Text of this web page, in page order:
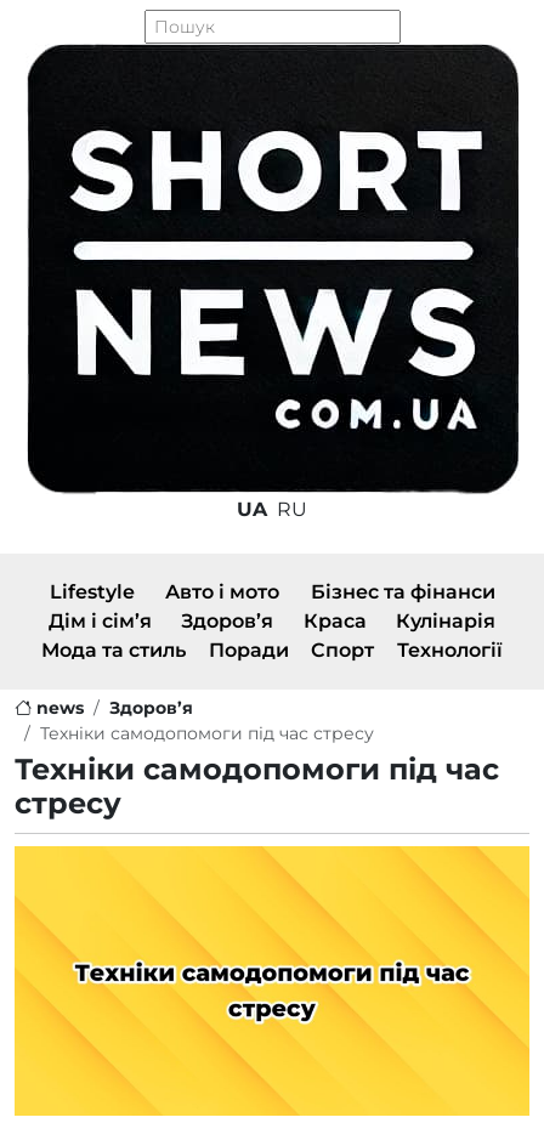
UA RU
Lifestyle Авто і мото
Бізнес та фінанси
Дім і сім’я
Здоров’я Краса
Кулінарія
Мода та стиль
Поради Спорт Технології
news
Здоров’я
Техніки самодопомоги під час стресу
Техніки самодопомоги під час
стресу